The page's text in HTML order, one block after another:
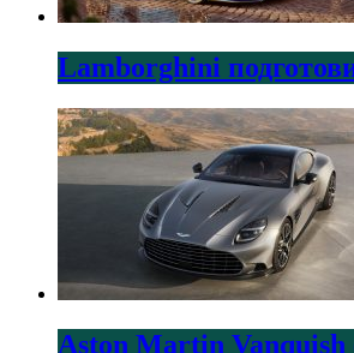
Lamborghini
Aston Martin Vanquish